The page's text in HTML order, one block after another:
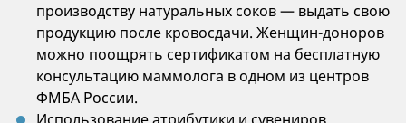
производству натуральных соков — выдать свою
продукцию после кровосдачи. Женщин-доноров
можно поощрять сертификатом на бесплатную
консультацию маммолога в одном из центров
ФМБА России.